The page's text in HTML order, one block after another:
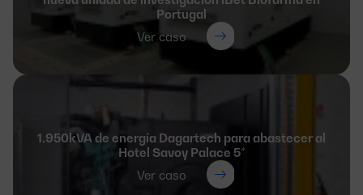
Portugal
Ver caso
1.950kVA de energía Dagartech para abastecer al
Hotel Savoy Palace 5*
Ver caso